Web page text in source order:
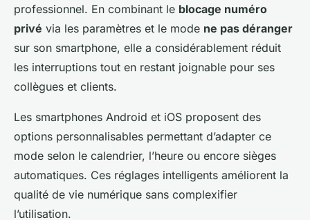
professionnel. En combinant le blocage numéro
privé via les paramètres et le mode ne pas déranger
sur son smartphone, elle a considérablement réduit
les interruptions tout en restant joignable pour ses
collègues et clients.
Les smartphones Android et iOS proposent des
options personnalisables permettant d’adapter ce
mode selon le calendrier, l’heure ou encore sièges
automatiques. Ces réglages intelligents améliorent la
qualité de vie numérique sans complexifier
l’utilisation.